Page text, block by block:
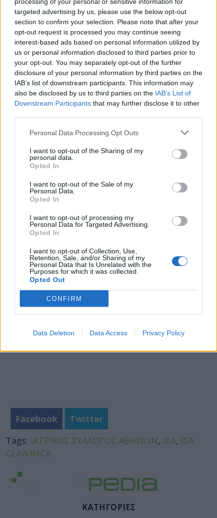
targeted advertising by us, please use the below opt-out
section to confirm your selection. Please note that after your
opt-out request is processed you may continue seeing
interest-based ads based on personal information utilized by
us or personal information disclosed to third parties prior to
your opt-out. You may separately opt-out of the further
disclosure of your personal information by third parties on the
IAB’s list of downstream participants. This information may
also be disclosed by us to third parties on the IAB’s List of
Downstream Participants that may further disclose it to other
Personal Data Processing Opt Outs
I want to opt-out of the Sharing of my
personal data.
Opted In
I want to opt-out of the Sale of my
Personal Data.
Opted In
I want to opt-out of processing my
Personal Data for Targeted Advertising.
Opted In
I want to opt-out of Collection, Use,
Retention, Sale, and/or Sharing of my
Personal Data that Is Unrelated with the
Purposes for which it was collected.
Opted Out
CONFIRM
Data Deletion Data Access Privacy Policy
γνώμη τους με την εισήγηση της υπηρεσίας,
χωρίς μάλιστα να μας αποστείλετε τις ως άνω
εισηγήσεις.
ΔΙΑΜΑΡΤΥΡΟΜΑΣΤΕ γιατί αδιαφορήσατε για το
παραπάνω αίτημά μας, στο οποίο δεν απαντάτε:
Διότι ουδείς μπορεί να αντιληφθεί το
περιεχόμενο της απόφασης, ούτε το νομικό
ή το ουσιαστικό έρεισμά της, τον αληθή
δικαιολογητικό λόγο.
Διότι ουδόλως αποφαίνεστε επί του
αιτήματός μας για τη διοικητική αναστολή
της απόφασης αυτής.
επιφυλασσόμαστε παντός νομίμου δικαιώματός
μας για την προάσπιση των ιατρών-μελών μας
που είναι συμβεβλημένοι με τον ΕΟΠΥΥ. Και σας
ΚΑΛΟΥΜΕ άμεσα και χωρίς άλλη υπαίτια
καθυστέρηση να ανταποκριθείτε στα ως άνω
αιτήματά μας».
Facebook
Twitter
Tags: ΙΑΤΡΙΚΟΣ ΣΥΛΛΟΓΟΣ ΑΘΗΝΩΝ, ΙΣΑ, ΙΣΑ
CLAWBACK
ΚΑΤΗΓΟΡΙΕΣ